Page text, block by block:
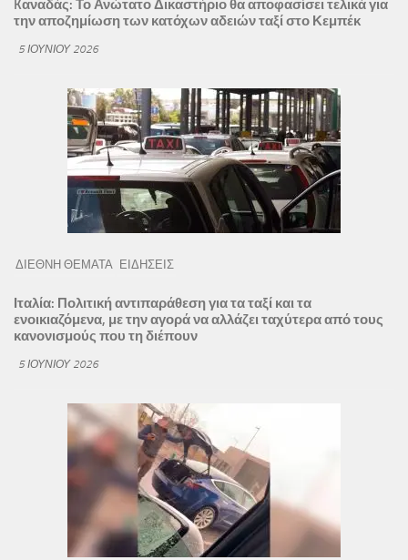
Kαναδάς: Το Ανώτατο Δικαστήριο θα αποφασίσει τελικά για
την αποζημίωση των κατόχων αδειών ταξί στο Κεμπέκ
5 ΙΟΥΝΊΟΥ 2026
ΔΙΕΘΝΗ ΘΕΜΑΤΑ ΕΙΔΗΣΕΙΣ
Ιταλία: Πολιτική αντιπαράθεση για τα ταξί και τα
ενοικιαζόμενα, με την αγορά να αλλάζει ταχύτερα από τους
κανονισμούς που τη διέπουν
5 ΙΟΥΝΊΟΥ 2026